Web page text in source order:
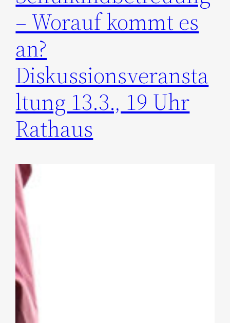
– Worauf kommt es
an?
Diskussionsveransta
ltung 13.3., 19 Uhr
Rathaus